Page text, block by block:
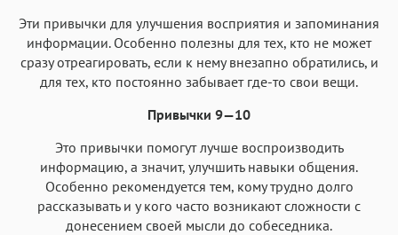
Эти привычки для улучшения восприятия и запоминания
информации. Особенно полезны для тех, кто не может
сразу отреагировать, если к нему внезапно обратились, и
для тех, кто постоянно забывает где-то свои вещи.
Привычки 9—10
Это привычки помогут лучше воспроизводить
информацию, а значит, улучшить навыки общения.
Особенно рекомендуется тем, кому трудно долго
рассказывать и у кого часто возникают сложности с
донесением своей мысли до собеседника.